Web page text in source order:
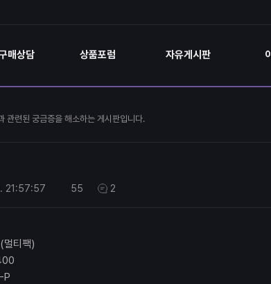
매상담 상품포럼 자유게시판
관련된 궁금증을 해소하는 게시판입니다.
21:57:57 55 2
티팩)
P